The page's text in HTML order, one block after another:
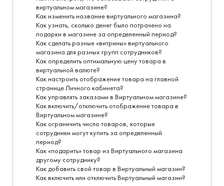
виртуальном магазине?
Как изменить название виртуального магазина?
Как узнать, сколько денег было потрачено на
подарки в магазине за определенный период?
Как сделать разные «витрины» виртуального
магазина для разных групп сотрудников?
Как определить оптимальную цену товара в
виртуальной валюте?
Как настроить отображение товара на главной
странице Личного кабинета?
Как управлять заказами в Виртуальном магазине?
Как включить/отключить отображение товара в
Виртуальном магазине?
Как ограничить число товаров, которые
сотрудники могут купить за определенный
период?
Как «подарить» товар из Виртуального магазина
другому сотруднику?
Как добавить свой товар в Виртуальный магазин?
Как включить или отключить Виртуальный магазин?